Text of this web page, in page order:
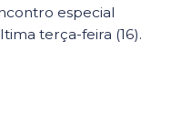
especial
terça-feira (16).